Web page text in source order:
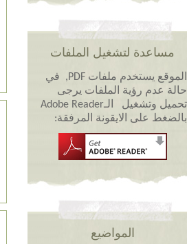
مساعدة لتشغيل الملفات
الموقع يستخدم ملفات PDF, في
حالة عدم رؤية الملفات يرجى
تحميل وتشغيل الـAdobe Reader
بالضغط على الايقونة المرفقة:
المواضيع